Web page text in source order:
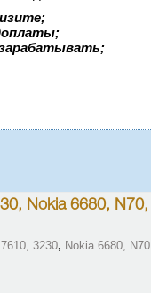
Nokia 6680,
3230, Nokia 6680,